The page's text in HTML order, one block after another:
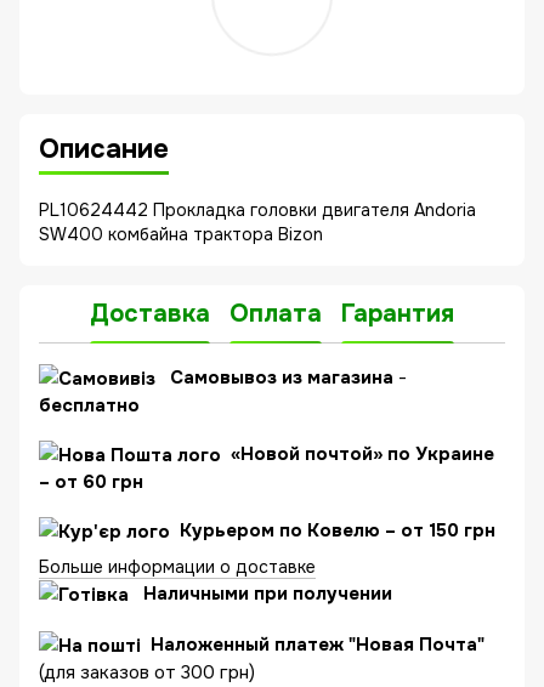
Описание
PL10624442 Прокладка головки двигателя Andoria
SW400 комбайна трактора Bizon
Доставка Оплата Гарантия
Cамовывоз из магазина -
бесплатно
«Новой почтой» по Украине
– от 60 грн
Курьером по Ковелю – от 150 грн
Больше информации о доставке
Наличными при получении
Наложенный платеж "Новая Почта"
(для заказов от 300 грн)